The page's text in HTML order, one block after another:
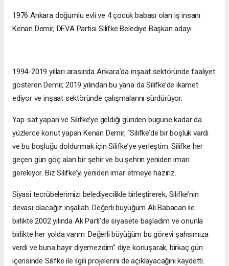
1976 Ankara doğumlu evli ve 4 çocuk babası olan iş insanı
Kenan Demir, DEVA Partisi Silifke Belediye Başkan adayı…
1994-2019 yılları arasında Ankara’da inşaat sektöründe faaliyet
gösteren Demir, 2019 yılından bu yana da Silifke’de ikamet
ediyor ve inşaat sektöründe çalışmalarını sürdürüyor.
Yap-sat yapan ve Silifke’ye geldiği günden bugüne kadar da
yüzlerce konut yapan Kenan Demir, “Silifke’de bir boşluk vardı
ve bu boşluğu doldurmak için Silifke’ye yerleştim. Silifke her
geçen gün göç alan bir şehir ve bu şehrin yeniden imarı
gerekiyor. Biz Silifke’yi yeniden imar etmeye hazırız.
Siyasi tecrübelerimizi belediyecilikle birleştirerek, Silifke’nin
devası olacağız inşallah. Değerli büyüğüm Ali Babacan ile
birlikte 2002 yılında Ak Parti’de siyasete başladım ve onunla
birlikte her yolda varım. Değerli büyüğüm bu görevi şahsımıza
verdi ve buna hayır diyemezdim” diye konuşarak, birkaç gün
içerisinde Silifke ile ilgili projelerini de açıklayacağını kaydetti.